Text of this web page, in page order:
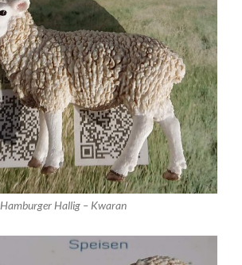
Hamburger Hallig – Kwaran